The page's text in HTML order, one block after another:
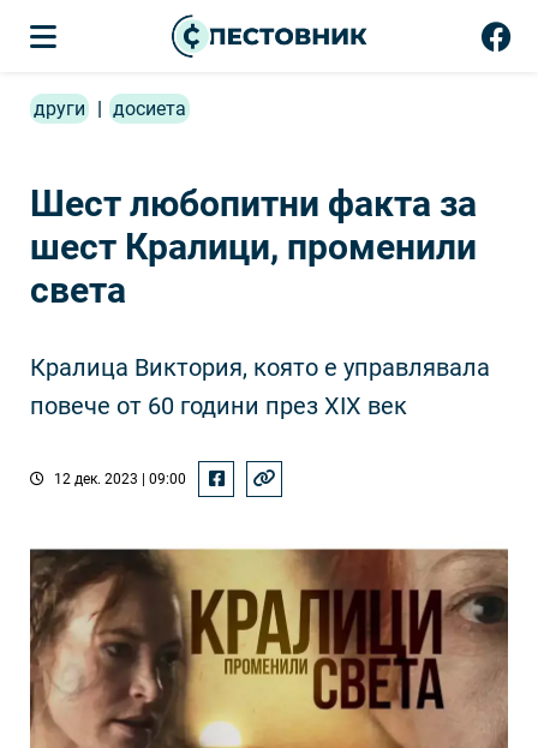
други | досиета
Шест любопитни факта за
шест Кралици, променили
света
Кралица Виктория, която е управлявала
повече от 60 години през XIX век
12 дек. 2023 | 09:00